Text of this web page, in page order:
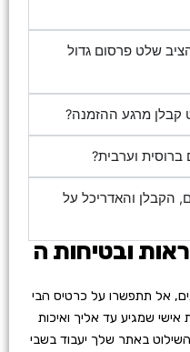
שלט פרסום גדול
מרגע ההזמנה?
וערבית?
והאדריכל על
ובטיחות ה
אל תתפשרו על כרטיס הבי
35 שנה, שירות אישי שמגיע עד אליך ואיכות
באתר שלך יעבוד בשבי